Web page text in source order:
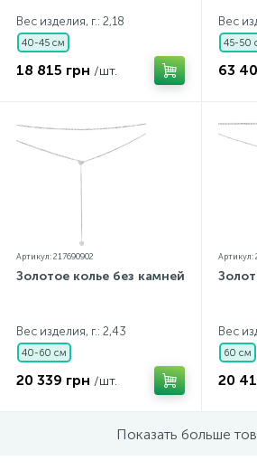
Вес изделия, г.: 2,18
40-45 см
18 815 грн /шт.
Вес
45-50
63
Артикул: 217690902
Золотое колье без камней
Вес изделия, г.: 2,43
40-60 см
20 339 грн /шт.
Артикул:
Вес
60 см
20
Показать больше